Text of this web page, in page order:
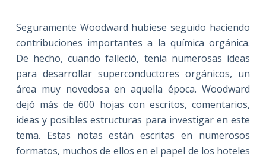
Seguramente Woodward hubiese seguido haciendo
contribuciones importantes a la química orgánica.
De hecho, cuando falleció, tenía numerosas ideas
para desarrollar superconductores orgánicos, un
área muy novedosa en aquella época. Woodward
dejó más de 600 hojas con escritos, comentarios,
ideas y posibles estructuras para investigar en este
tema. Estas notas están escritas en numerosos
formatos, muchos de ellos en el papel de los hoteles